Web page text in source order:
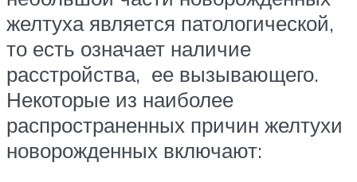
желтуха является патологической,
то есть означает наличие
расстройства, ее вызывающего.
Некоторые из наиболее
распространенных причин желтухи
новорожденных включают: